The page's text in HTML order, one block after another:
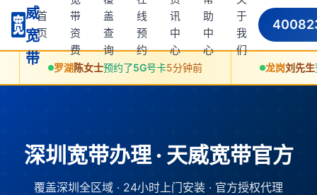
威
宽
带
首
页
带
资
费
盖
查
询
线
预
约
讯
中
心
助
中
心
于
我
们
陈女士预约了5G号卡5分钟前 刘先生预约了
深圳宽带办理 · 天威宽带官方
覆盖深圳全区域 · 24小时上门安装 · 官方授权代理